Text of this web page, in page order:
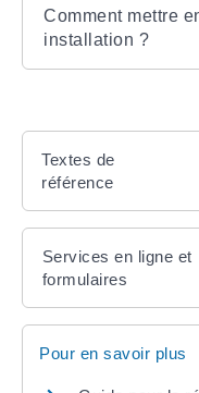
Comment mettre
installation ?
Textes de
référence
Services en ligne et
formulaires
Pour en savoir plus